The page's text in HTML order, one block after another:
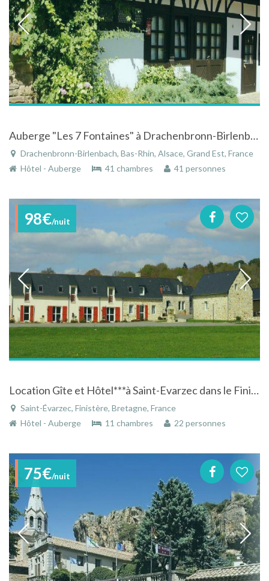
Auberge "Les 7 Fontaines" à Drachenbronn-Birlenbach dans le Bas-Rhin en Alsace
Drachenbronn-Birlenbach, Bas-Rhin, Alsace, Grand Est, France
Hôtel - Auberge
41 chambres 41 personnes
98€/nuit
Location Gîte et Hôtel***à Saint-Evarzec dans le Finistère en Bretagne
Saint-Évarzec, Finistère, Bretagne, France
Hôtel - Auberge
11 chambres 22 personnes
75€/nuit